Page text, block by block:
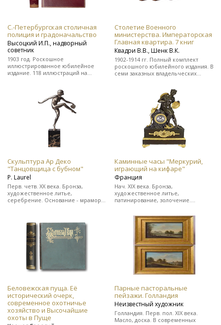
С.-Петербургская столичная
полиция и градоначальство
Высоцкий И.П., надворный
советник
1903 год. Роскошное
иллюстрированное юбилейное
издание. 118 иллюстраций на
цельнокожаном переплете.
Столетие Военного
министерства. Императорская
Главная квартира. 7 книг
Квадри В.В., Шенк В.К.
1902-1914 гг. Полный комплект
роскошного юбилейного издания. В
семи заказных владельческих
Скульптура Ар Деко
"Танцовщица с бубном"
Р. Laurel
Перв. четв. ХХ века. Бронза,
художественное литье,
серебрение. Основание - мрамор.
мастерской.
Каминные часы "Меркурий,
играющий на кифаре"
Франция
Нач. XIX века. Бронза,
художественное литье,
патинирование, золочение.
В прекрасном состоянии.
Беловежская пуща. Её
исторический очерк,
современное охотничье
хозяйство и Высочайшие
охоты в Пуще
Парные пасторальные
пейзажи. Голландия
Неизвестный художник
Голландия. Перв. пол. XIX века.
Масло, доска. В современных